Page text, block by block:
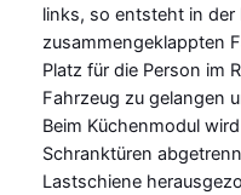
links, so entsteht in der
zusammengeklappten
Platz für die Person im
Fahrzeug zu gelangen
Beim Küchenmodul
Schranktüren
Lastschiene